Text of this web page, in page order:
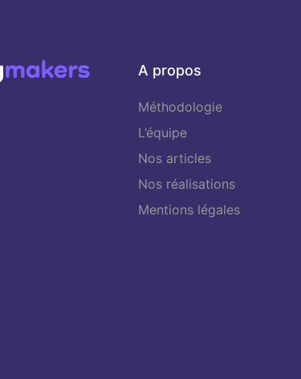
A propos
Méthodologie
L’équipe
Nos articles
Nos réalisations
Mentions légales